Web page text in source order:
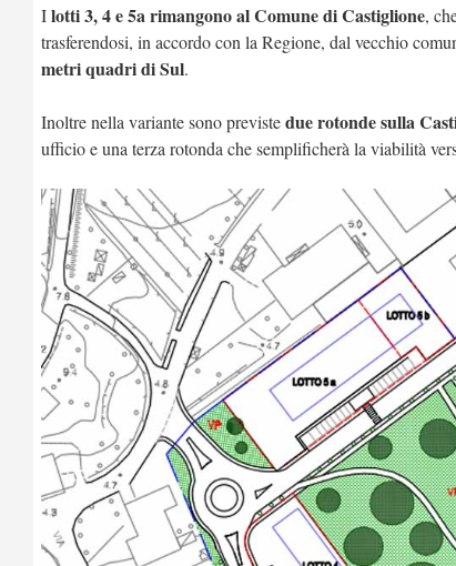
Ilotti 3, 4 e 5a rimangono al Comune di Castiglione,
trasferendosi, in accordo con la Regione, dal vecchio
metri quadri di Sul.
Inoltre nella variante sono previstedue rotonde sulla
ufficio e una terza rotonda che semplificherà la viabilità